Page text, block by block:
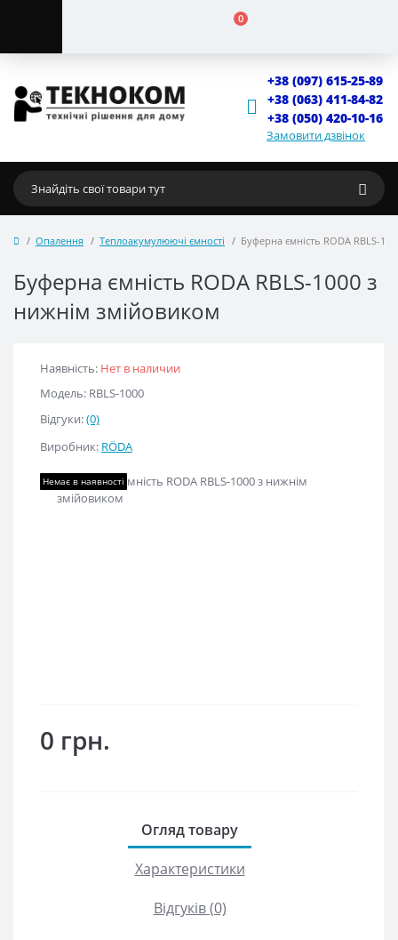
0
+38 (097) 615-25-89
+38 (063) 411-84-82
+38 (050) 420-10-16
Замовити дзвінок
Опалення Теплоакумулюючі ємності Буферна ємність RODA RBLS-
Буферна ємність RODA RBLS-1000 з
нижнім змійовиком
Наявність: Нет в наличии
Модель: RBLS-1000
Відгуки:(0)
Виробник: RÖDA
Немає в наявності
0 грн.
Огляд товару
Характеристики
Відгуків (0)